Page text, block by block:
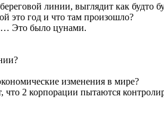
линии, выглядит как будто
это год и что там произошло?
… Это было цунами.
изменения в мире?
2 корпорации пытаются